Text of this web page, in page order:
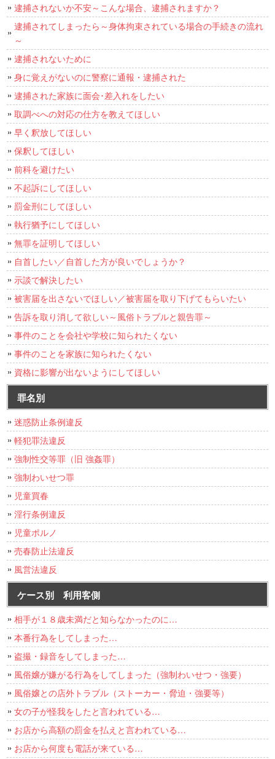
逮捕されないか不安～こんな場合、逮捕されますか？
逮捕されてしまったら～身体拘束されている場合の手続きの流れ
～
逮捕されないために
身に覚えがないのに警察に通報・逮捕された
逮捕された家族に面会･差入れをしたい
取調べへの対応の仕方を教えてほしい
早く釈放してほしい
保釈してほしい
前科を避けたい
不起訴にしてほしい
罰金刑にしてほしい
執行猶予にしてほしい
無罪を証明してほしい
自首したい／自首した方が良いでしょうか？
示談で解決したい
被害届を出さないでほしい／被害届を取り下げてもらいたい
告訴を取り消して欲しい～風俗トラブルと親告罪～
事件のことを会社や学校に知られたくない
事件のことを家族に知られたくない
資格に影響が出ないようにしてほしい
罪名別
迷惑防止条例違反
軽犯罪法違反
強制性交等罪（旧 強姦罪）
強制わいせつ罪
児童買春
淫行条例違反
児童ポルノ
売春防止法違反
風営法違反
ケース別 利用客側
相手が１８歳未満だと知らなかったのに…
本番行為をしてしまった…
盗撮・録音をしてしまった…
風俗嬢が嫌がる行為をしてしまった（強制わいせつ・強要）
風俗嬢との店外トラブル（ストーカー・脅迫・強要等）
女の子が怪我をしたと言われている…
お店から高額の罰金を払えと言われている…
お店から何度も電話が来ている…